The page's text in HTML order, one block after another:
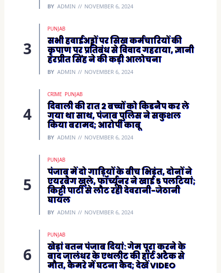
BY ADMIN NOVEMBER 6, 2024
PUNJAB
सभी हवाईअड्डों पर सिख कर्मचारियों की
कृपाण पर प्रतिबंध से विवाद गहराया, ज्ञानी
हरप्रीत सिंह ने की कड़ी आलोचना
BY ADMIN NOVEMBER 6, 2024
CRIME PUNJAB
दिवाली की रात 2 बच्चों को किडनैप कर ले
गया था साथ, पंजाब पुलिस ने सकुशल
किया बरामद; आरोपी काबू
BY ADMIN NOVEMBER 6, 2024
PUNJAB
पंजाब में दो गाड़ियों के बीच भिड़ंत, दोनों ने
एयरबैग खुले, फॉर्च्यूनर ने खाई 5 पलटियां;
किट्टी पार्टी से लौट रही देवरानी-जेठानी
घायल
BY ADMIN NOVEMBER 6, 2024
PUNJAB
खेड़ां वतन पंजाब दियां: गेम पूरा करने के
बाद जालंधर के एथलीट की हार्ट अटैक से
मौत, कैमरे में घटना कैद; देखें VIDEO